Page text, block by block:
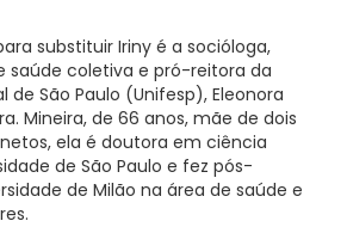
substituir Iriny é a socióloga,
saúde coletiva e pró-reitora da
de São Paulo (Unifesp), Eleonora
Mineira, de 66 anos, mãe de dois
ela é doutora em ciência
de São Paulo e fez pós-
de Milão na área de saúde e